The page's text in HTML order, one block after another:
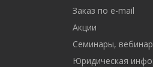
Заказ по e-mail
Акции
Семинары,
Юридическая